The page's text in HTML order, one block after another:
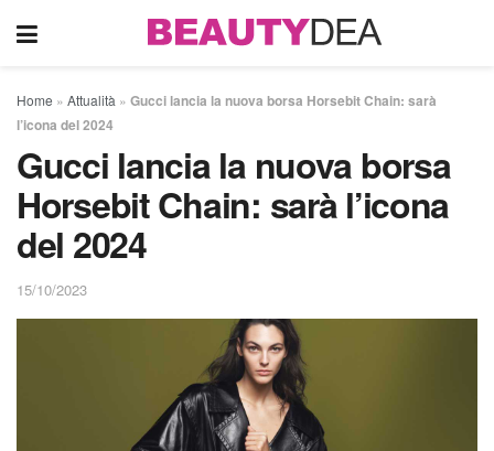
Home » Attualità » Gucci lancia la nuova borsa Horsebit Chain: sarà
l’icona del 2024
Gucci lancia la nuova borsa
Horsebit Chain: sarà l’icona
del 2024
15/10/2023